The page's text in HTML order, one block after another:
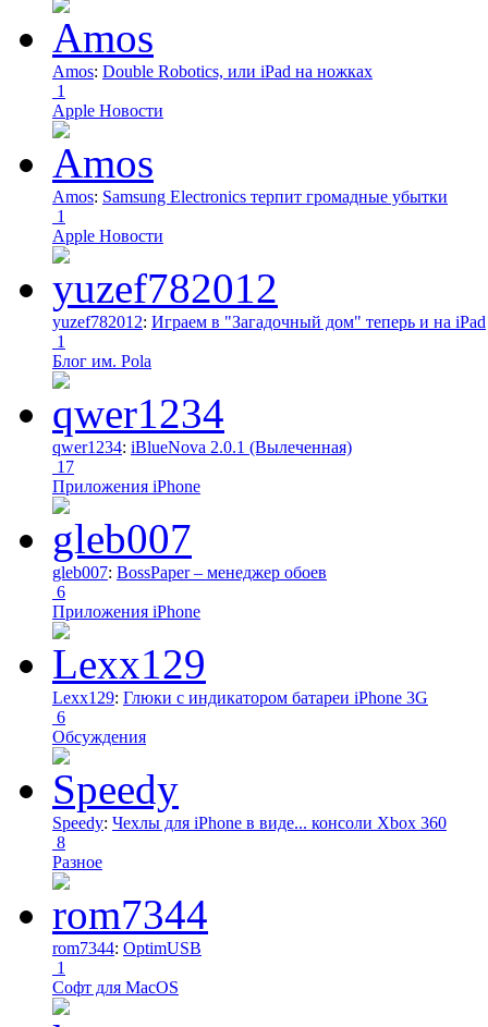
Amos: Double Robotics, или iPad на ножках
1
Apple Новости
Amos: Samsung Electronics терпит громадные убытки
1
Apple Новости
yuzef782012: Играем в "Загадочный дом" теперь и на iPad
1
Блог им. Pola
qwer1234: iBlueNova 2.0.1 (Вылеченная)
17
Приложения iPhone
gleb007: BossPaper – менеджер обоев
6
Приложения iPhone
Lexx129: Глюки с индикатором батареи iPhone 3G
6
Обсуждения
Speedy: Чехлы для iPhone в виде... консоли Xbox 360
8
Разное
rom7344: OptimUSB
1
Софт для MacOS